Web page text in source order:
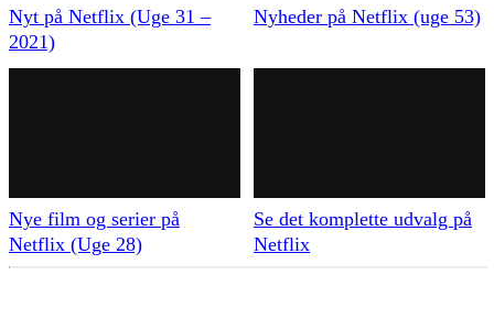
Nyt på Netflix (Uge 31 –
2021)
Nyheder på Netflix (uge 53)
Nye film og serier på
Netflix (Uge 28)
Se det komplette udvalg på
Netflix